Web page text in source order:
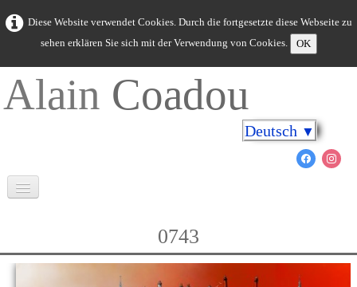
Diese Website verwendet Cookies. Durch die fortgesetzte diese Webseite zu
sehen erklären Sie sich mit der Verwendung von Cookies.
OK
Alain Coadou
Deutsch ▼
0743